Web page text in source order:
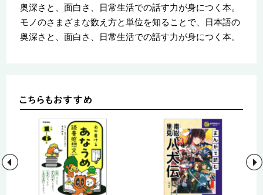
奥深さと、面白さ、日常生活での話す力が身につく本。
モノのさまざまな数え方と単位を知ることで、日本語の
奥深さと、面白さ、日常生活での話す力が身につく本。